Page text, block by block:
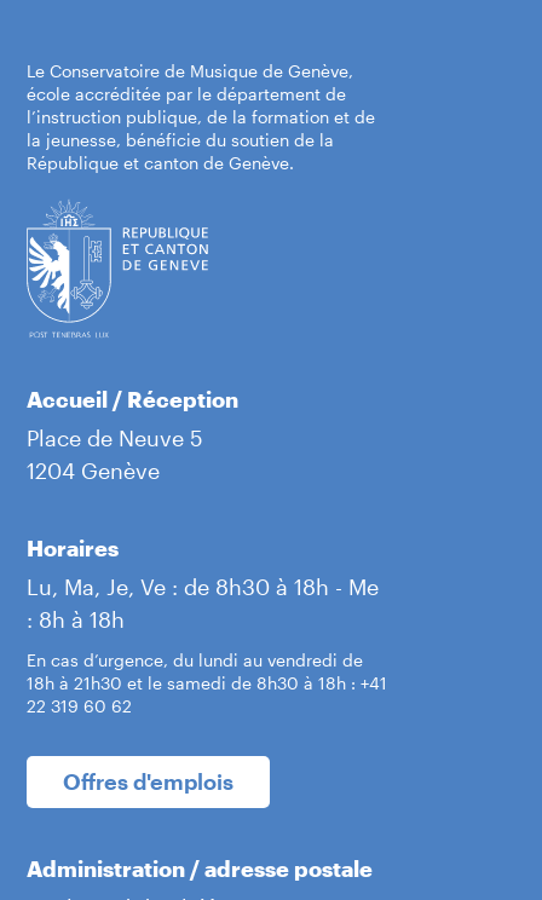
Le Conservatoire de Musique de Genève,
école accréditée par le département de
l’instruction publique, de la formation et de
la jeunesse, bénéficie du soutien de la
République et canton de Genève.
Accueil / Réception
Place de Neuve 5
1204 Genève
Horaires
Lu, Ma, Je, Ve : de 8h30 à 18h - Me
: 8h à 18h
En cas d’urgence, du lundi au vendredi de
18h à 21h30 et le samedi de 8h30 à 18h : +41
22 319 60 62
Offres d'emplois
Administration / adresse postale